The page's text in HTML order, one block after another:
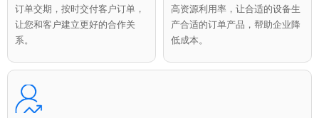
订单交期，按时交付客户订单，
让您和客户建立更好的合作关
系。
高资源利用率，让合适的设备生
产合适的订单产品，帮助企业降
低成本。